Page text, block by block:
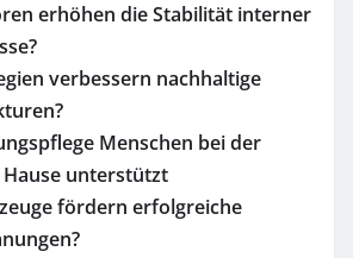
erhöhen die Stabilität interner
verbessern nachhaltige
Menschen bei der
Hause unterstützt
fördern erfolgreiche